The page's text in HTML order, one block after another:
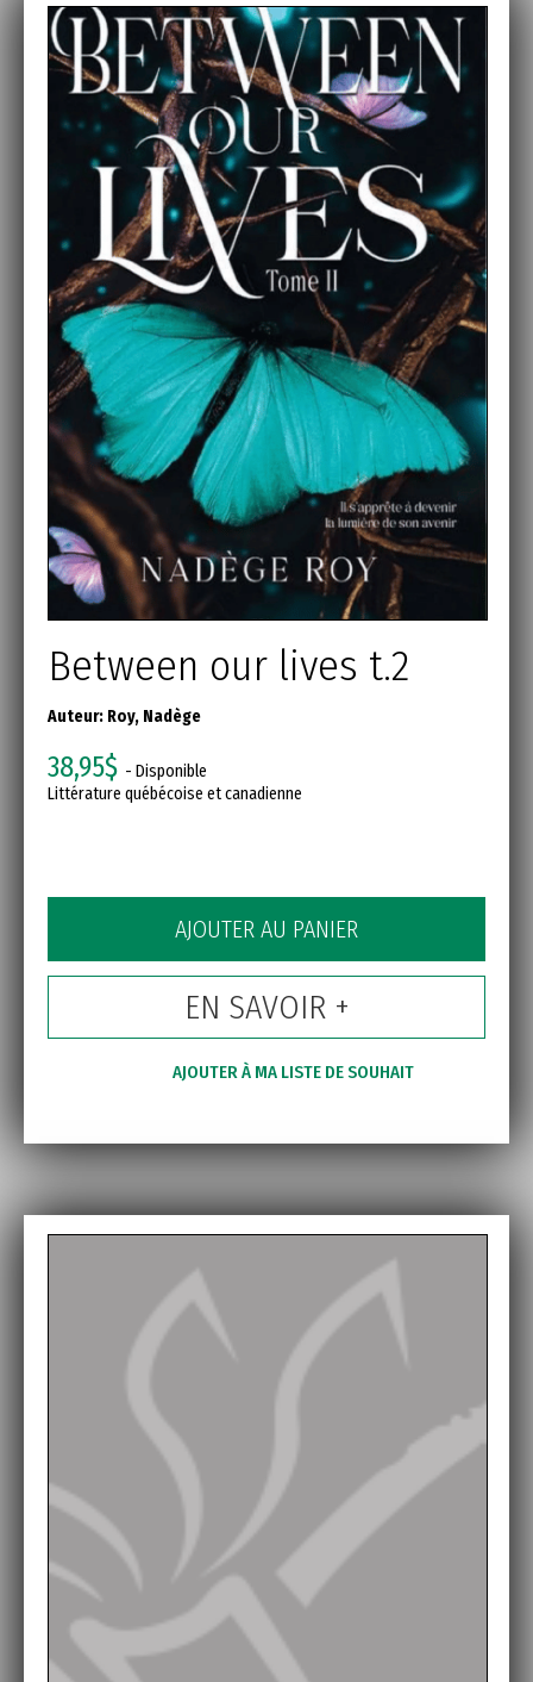
Between our lives t.2
Auteur: Roy, Nadège
38,95$ - Disponible
Littérature québécoise et canadienne
AJOUTER AU PANIER
EN SAVOIR +
AJOUTER À MA LISTE DE SOUHAIT